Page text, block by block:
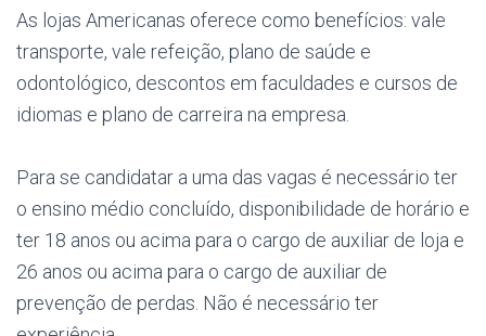
As lojas Americanas oferece como benefícios: vale
transporte, vale refeição, plano de saúde e
odontológico, descontos em faculdades e cursos de
idiomas e plano de carreira na empresa.
Para se candidatar a uma das vagas é necessário ter
o ensino médio concluído, disponibilidade de horário e
ter 18 anos ou acima para o cargo de auxiliar de loja e
26 anos ou acima para o cargo de auxiliar de
prevenção de perdas. Não é necessário ter